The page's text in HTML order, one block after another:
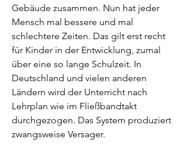
Gebäude zusammen. Nun hat jeder
Mensch mal bessere und mal
schlechtere Zeiten. Das gilt erst recht
für Kinder in der Entwicklung, zumal
über eine so lange Schulzeit. In
Deutschland und vielen anderen
Ländern wird der Unterricht nach
Lehrplan wie im Fließbandtakt
durchgezogen. Das System produziert
zwangsweise Versager.